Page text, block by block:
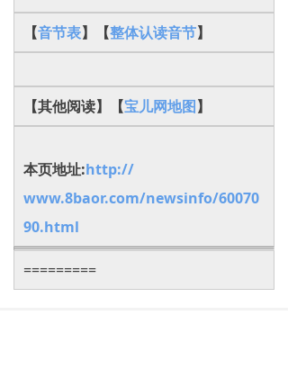
【音节表】【整体认读音节】
【其他阅读】【宝儿网地图】
本页地址:http://
www.8baor.com/newsinfo/60070
90.html
=========